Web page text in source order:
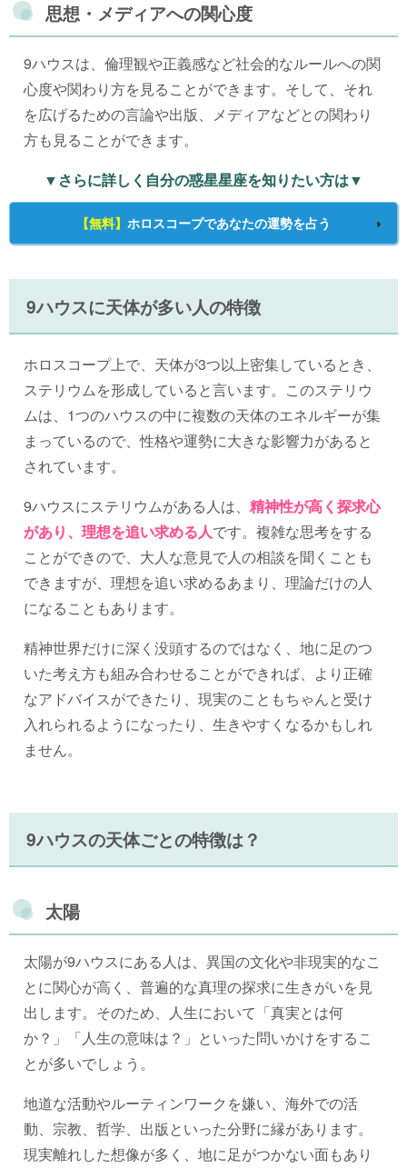
思想・メディアへの関心度
9ハウスは、倫理観や正義感など社会的なルールへの関
心度や関わり方を見ることができます。そして、それ
を広げるための言論や出版、メディアなどとの関わり
方も見ることができます。
▼さらに詳しく自分の惑星星座を知りたい方は▼
【無料】 ホロスコープであなたの運勢を占う
9ハウスに天体が多い人の特徴
ホロスコープ上で、天体が3つ以上密集しているとき、
ステリウムを形成していると言います。このステリウ
ムは、1つのハウスの中に複数の天体のエネルギーが集
まっているので、性格や運勢に大きな影響力があると
されています。
9ハウスにステリウムがある人は、 精神性が高く探求心
があり、理想を追い求める人です。複雑な思考をする
ことができので、大人な意見で人の相談を聞くことも
できますが、理想を追い求めるあまり、理論だけの人
になることもあります。
精神世界だけに深く没頭するのではなく、地に足のつ
いた考え方も組み合わせることができれば、より正確
なアドバイスができたり、現実のこともちゃんと受け
入れられるようになったり、生きやすくなるかもしれ
ません。
9ハウスの天体ごとの特徴は？
太陽
太陽が9ハウスにある人は、異国の文化や非現実的なこ
とに関心が高く、普遍的な真理の探求に生きがいを見
出します。そのため、人生において「真実とは何
か？」「人生の意味は？」といった問いかけをするこ
とが多いでしょう。
地道な活動やルーティンワークを嫌い、海外での活
動、宗教、哲学、出版といった分野に縁があります。
現実離れした想像が多く、地に足がつかない面もあり